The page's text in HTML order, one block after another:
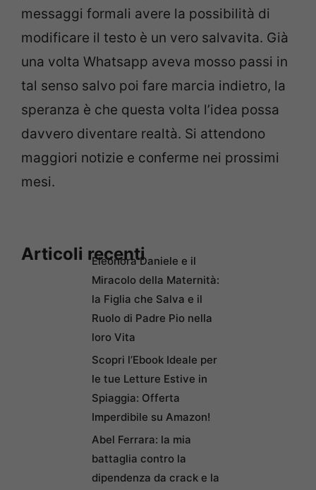
messaggi formali avere la possibilità di
modificare il testo è un vero salvavita. Già
una volta Whatsapp aveva mosso passi in
tal senso salvo poi fare marcia indietro, la
speranza è che questa volta l’idea possa
davvero diventare realtà. Si attendono
maggiori notizie e conferme nei prossimi
mesi.
Articoli recentiEleonora Daniele e il
Miracolo della Maternità:
la Figlia che Salva e il
Ruolo di Padre Pio nella
loro Vita
Scopri l’Ebook Ideale per
le tue Letture Estive in
Spiaggia: Offerta
Imperdibile su Amazon!
Abel Ferrara: la mia
battaglia contro la
dipendenza da crack e la